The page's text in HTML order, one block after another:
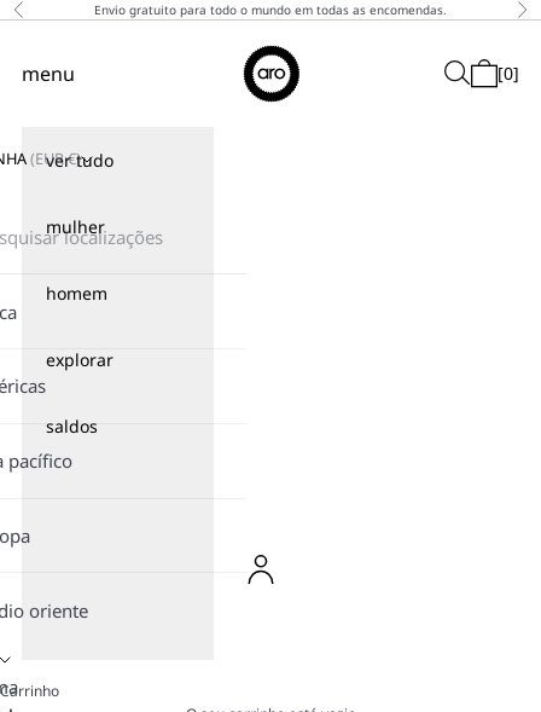
↵Skip to content
↵Skip to menu
↵Skip to footer
↵Open Accessibility Widget
Saltar para o conteúdo
Anterior Envio gratuito para todo o mundo em todas as encomendas.
Aro
Menu de navegação
menu Pesquisar
Carrinho
[0]
ver tudo
mulher
homem
explorar
saldos
(EUR€)
pacífico
oriente
Carrinho